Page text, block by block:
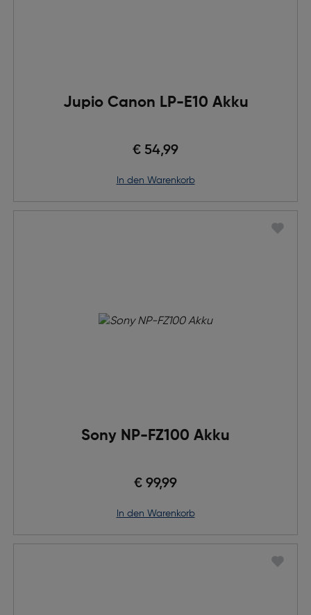
Jupio Canon LP-E10 Akku
€ 54,99
in den Warenkorb
Sony NP-FZ100 Akku
€ 99,99
in den Warenkorb